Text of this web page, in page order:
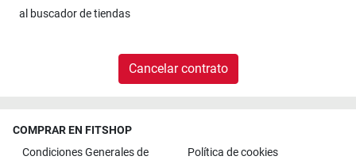
al buscador de tiendas
Cancelar contrato
COMPRAR EN FITSHOP
Condiciones Generales de
Política de cookies